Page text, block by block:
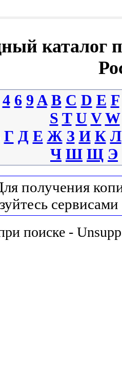
каталог
4 6 9 A B C D E F
S T U V W
Г Д Е Ж З И К Л
Ч Ш Щ Э
получения
сервисами
поиске -